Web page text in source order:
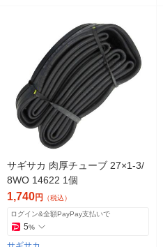
サギサカ 肉厚チューブ 27×1-3/
8WO 14622 1個
1,740円 （税込）
ログイン&全額PayPay支払いで
5%